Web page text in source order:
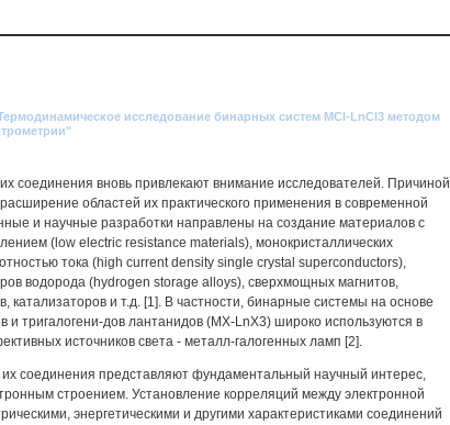
исследование бинарных систем MCl-LnCl3 методом
соединения вновь привлекают внимание исследователей. Причиной
областей их практического применения в современной
и научные разработки направлены на создание материалов с
(low electric resistance materials), монокристаллических
тока (high current density single crystal superconductors),
водорода (hydrogen storage alloys), сверхмощных магнитов,
и т.д. [1]. В частности, бинарные системы на основе
и тригалогени-дов лантанидов (MX-LnX3) широко используются в
источников света - металл-галогенных ламп [2].
соединения представляют фундаментальный научный интерес,
строением. Установление корреляций между электронной
энергетическими и другими характеристиками соединений